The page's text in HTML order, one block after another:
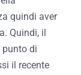
quindi aver
Quindi, il
punto di
il recente